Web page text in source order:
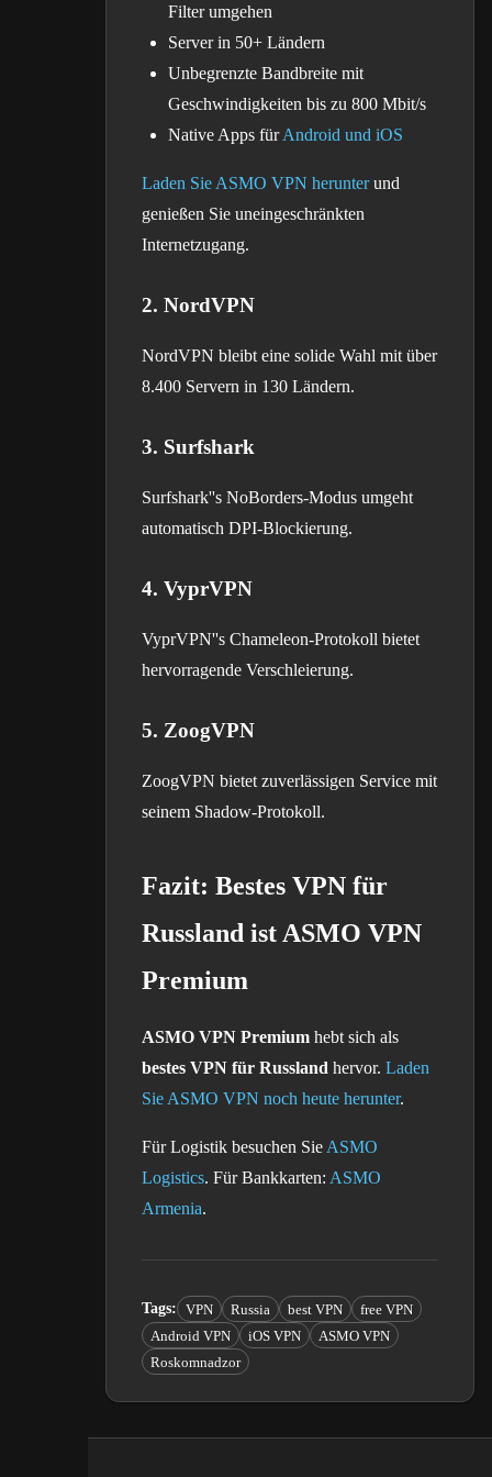
Filter umgehen
Server in 50+ Ländern
Unbegrenzte Bandbreite mit
Geschwindigkeiten bis zu 800 Mbit/s
Native Apps fürAndroid und iOS
Laden Sie ASMO VPN herunterund
genießen Sie uneingeschränkten
Internetzugang.
2. NordVPN
NordVPN bleibt eine solide Wahl mit über
8.400 Servern in 130 Ländern.
3. Surfshark
Surfshark''s NoBorders-Modus umgeht
automatisch DPI-Blockierung.
4. VyprVPN
VyprVPN''s Chameleon-Protokoll bietet
hervorragende Verschleierung.
5. ZoogVPN
ZoogVPN bietet zuverlässigen Service mit
seinem Shadow-Protokoll.
Fazit: Bestes VPN für
Russland ist ASMO VPN
Premium
ASMO VPN Premium hebt sich als
bestes VPN für Russland hervor. Laden
Sie ASMO VPN noch heute herunter.
Für Logistik besuchen Sie ASMO
Logistics. Für Bankkarten: ASMO
Armenia.
Tags: VPN Russia best VPN
free VPN
Android VPN
iOS VPN
ASMO VPN
Roskomnadzor